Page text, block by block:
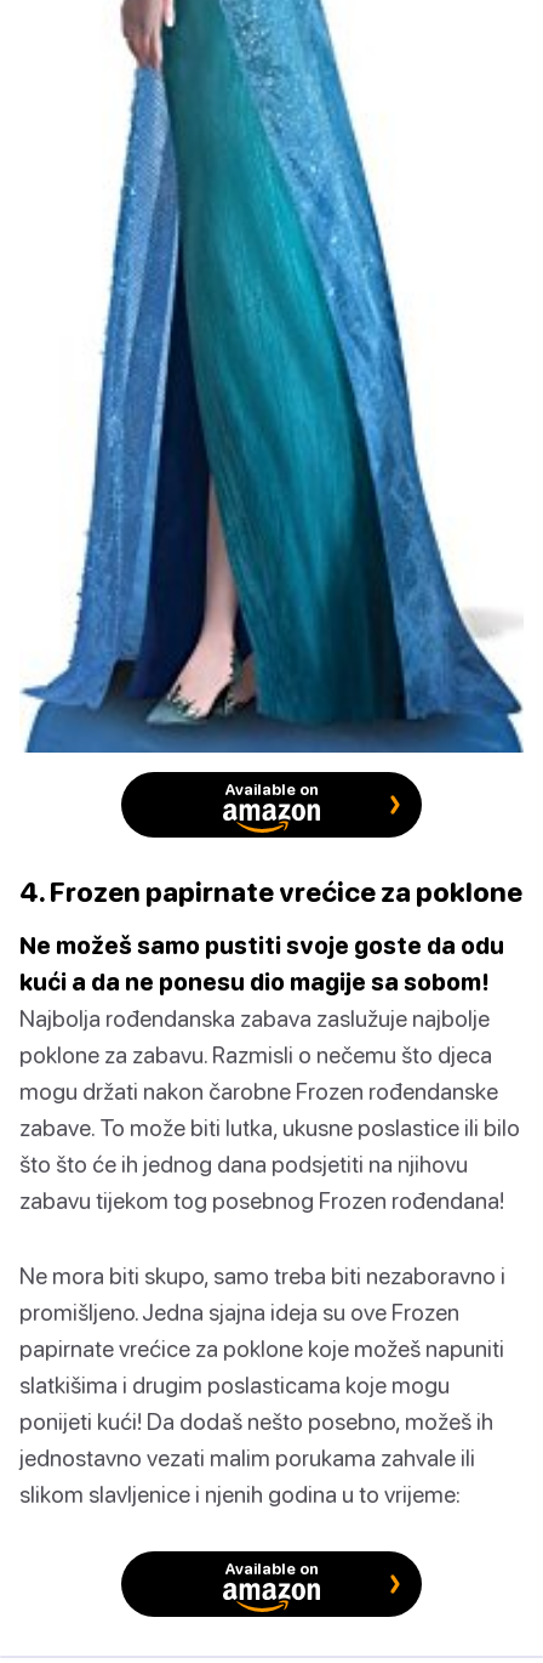
Available on
4. Frozen papirnate vrećice za poklone
Ne možeš samo pustiti svoje goste da odu
kući a da ne ponesu dio magije sa sobom!
Najbolja rođendanska zabava zaslužuje najbolje
poklone za zabavu. Razmisli o nečemu što djeca
mogu držati nakon čarobne Frozen rođendanske
zabave. To može biti lutka, ukusne poslastice ili bilo
što što će ih jednog dana podsjetiti na njihovu
zabavu tijekom tog posebnog Frozen rođendana!
Ne mora biti skupo, samo treba biti nezaboravno i
promišljeno. Jedna sjajna ideja su ove Frozen
papirnate vrećice za poklone koje možeš napuniti
slatkišima i drugim poslasticama koje mogu
ponijeti kući! Da dodaš nešto posebno, možeš ih
jednostavno vezati malim porukama zahvale ili
slikom slavljenice i njenih godina u to vrijeme:
Available on